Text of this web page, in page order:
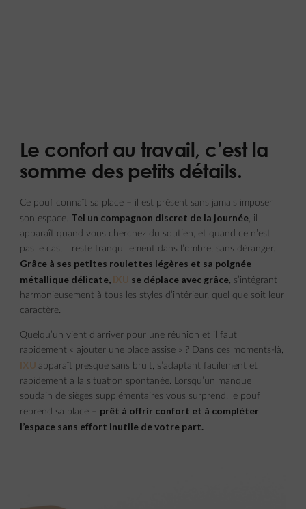
Le confort au travail, c’est la
somme des petits détails.
Ce pouf connaît sa place – il est présent sans jamais imposer
son espace. Tel un compagnon discret de la journée, il
apparaît quand vous cherchez du soutien, et quand ce n’est
pas le cas, il reste tranquillement dans l’ombre, sans déranger.
Grâce à ses petites roulettes légères et sa poignée
métallique délicate, IXU se déplace avec grâce, s’intégrant
harmonieusement à tous les styles d’intérieur, quel que soit leur
caractère.
Quelqu’un vient d’arriver pour une réunion et il faut
rapidement « ajouter une place assise » ? Dans ces moments-là,
IXU apparaît presque sans bruit, s’adaptant facilement et
rapidement à la situation spontanée. Lorsqu’un manque
soudain de sièges supplémentaires vous surprend, le pouf
reprend sa place – prêt à offrir confort et à compléter
l’espace sans effort inutile de votre part.